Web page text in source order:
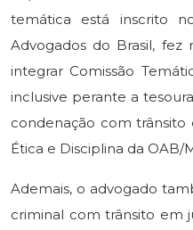
temática está inscrito
Advogados do Brasil, fez
integrar Comissão
inclusive perante a
condenação com
Ética e Disciplina da OAB/
Ademais, o advogado
criminal com trânsito em